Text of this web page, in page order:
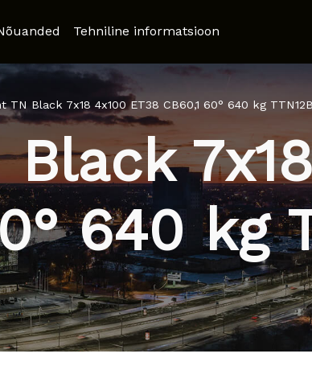
Tehniline informatsioon
TN Black 7x18 4x100 ET38 CB60,1 60° 640 kg
640 kg